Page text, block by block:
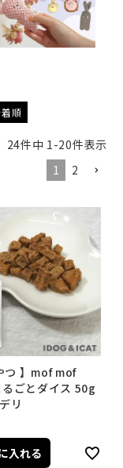
順
24件中 1 -20件表示
1
2
つ 】mof mof
ごとダイス 50g
リ
入れる